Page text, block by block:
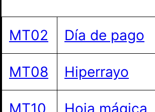
MT02 Día de pago
MT08 Hiperrayo
MT10 Hoja mágica